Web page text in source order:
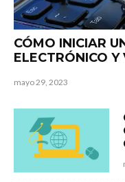
CÓMO INICIAR
ELECTRÓNICO
mayo 29, 2023